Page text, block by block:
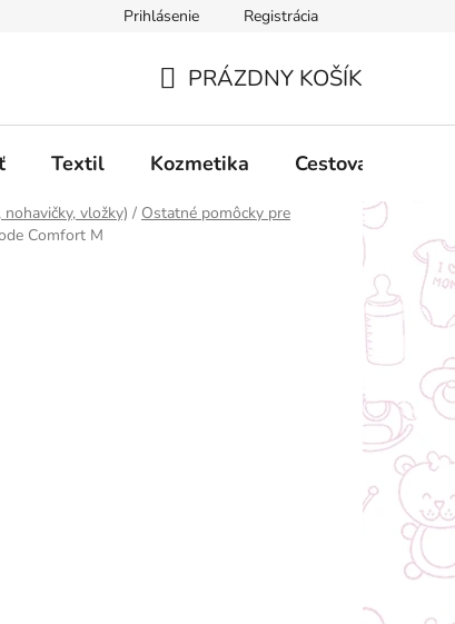
Obchodné podmienky Podmienky ochrany
Prihlásenie Registrácia
KOŠÍK
PRÁZDNY KOŠÍK
Textil Kozmetika Cestovanie
vložky) / Ostatné pomôcky pre
Comfort M